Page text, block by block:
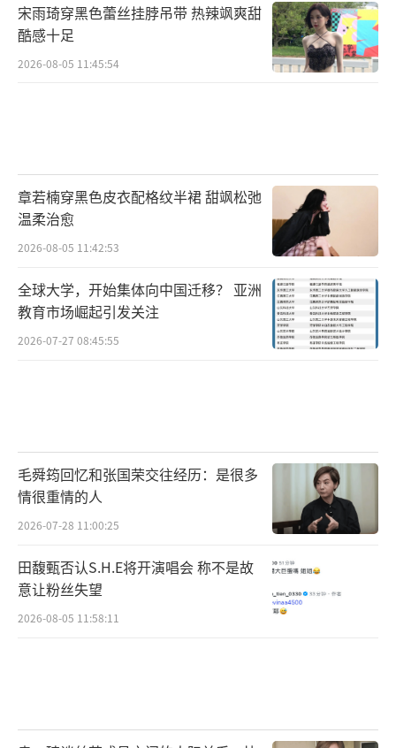
宋雨琦穿黑色蕾丝挂脖吊带 热辣飒爽甜
酷感十足
2026-08-05 11:45:54
章若楠穿黑色皮衣配格纹半裙 甜飒松弛
温柔治愈
2026-08-05 11:42:53
全球大学，开始集体向中国迁移？ 亚洲
教育市场崛起引发关注
2026-07-27 08:45:55
毛舜筠回忆和张国荣交往经历：是很多
情很重情的人
2026-07-28 11:00:25
田馥甄否认S.H.E将开演唱会 称不是故
意让粉丝失望
2026-08-05 11:58:11